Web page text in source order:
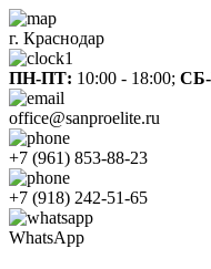
г. Краснодар
ПН-ПТ: 10:00 - 18:00;
office@sanproelite.ru
+7 (961) 853-88-23
+7 (918) 242-51-65
WhatsApp